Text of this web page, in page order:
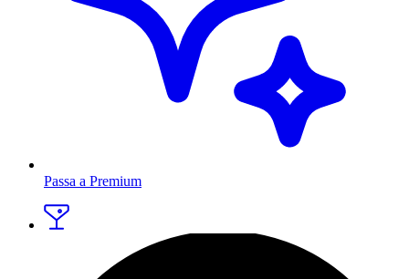
Passa a Premium